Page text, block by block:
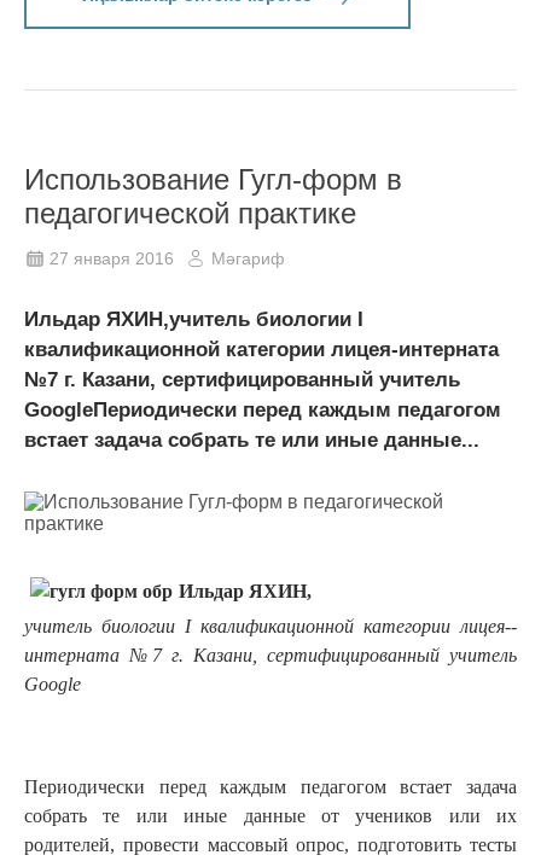
Использование Гугл-форм в
педагогической практике
27 января 2016 Мәгариф
Ильдар ЯХИН,учитель биологии I
квалификационной категории лицея-­интерната
№7 г. Казани, сертифицированный учитель
GoogleПериодически перед каждым педаго­гом
встает задача собрать те или иные дан­ные...
Ильдар ЯХИН,
учитель биологии I квалификационной категории лицея-­
интерната №7 г. Казани, сертифицированный учитель
Google
Периодически перед каждым педаго­гом встает задача
собрать те или иные дан­ные от учеников или их
родителей, провести массовый опрос, подготовить тесты